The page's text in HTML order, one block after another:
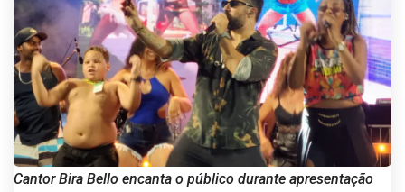
Cantor Bira Bello encanta o público durante apresentação